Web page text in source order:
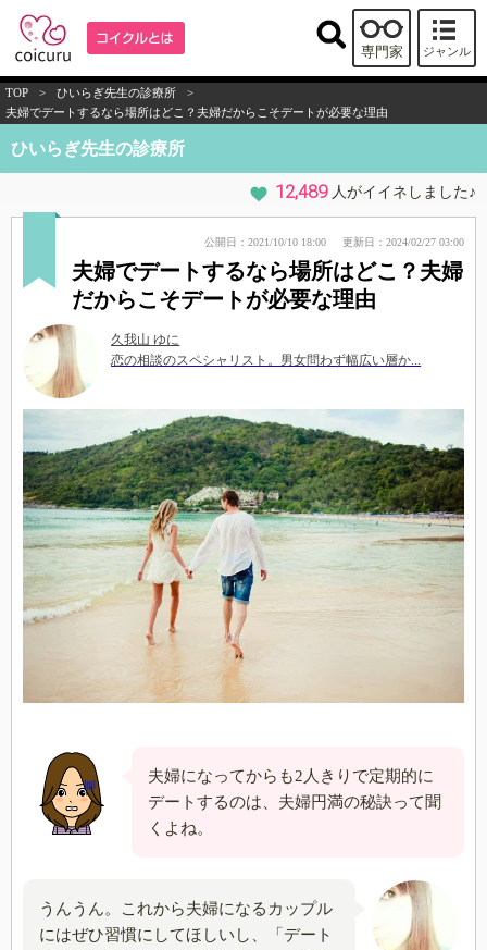
ジャンル
専門家
TOP > ひいらぎ先生の診療所
>
夫婦でデートするなら場所はどこ？夫婦だからこそデートが必要な理由
ひいらぎ先生の診療所
12,489 人がイイネしました♪
公開日：2021/10/10 18:00 更新日：2024/02/27 03:00
夫婦でデートするなら場所はどこ？夫婦
だからこそデートが必要な理由
久我山 ゆに
恋の相談のスペシャリスト。男女問わず幅広い層か...
夫婦になってからも2人きりで定期的に
デートするのは、夫婦円満の秘訣って聞
くよね。
うんうん。これから夫婦になるカップル
にはぜひ習慣にしてほしいし、「デート